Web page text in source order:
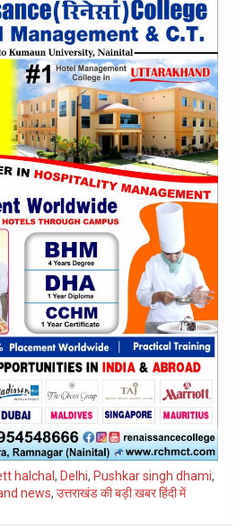
halchal, Delhi, Pushkar singh dhami,
news, उत्तराखंड की बड़ी खबर हिंदी में